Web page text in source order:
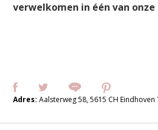
verwelkomen in één van onze
Adres:Aalsterweg 58, 5615 CH Eindhoven